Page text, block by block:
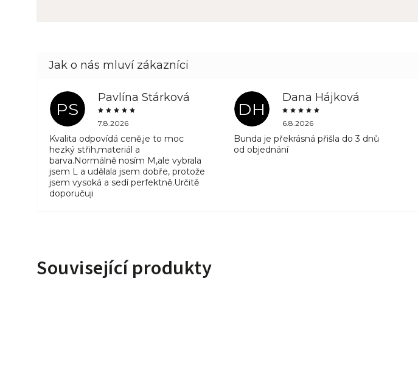
PS
Pavlína Stárková
7.8.2026
Kvalita odpovídá ceně,je to moc
hezký střih,materiál a
barva.Normálně nosím M,ale vybrala
jsem L a udělala jsem dobře, protože
jsem vysoká a sedí perfektně.Určitě
doporučuji
DH
Dana Hájková
6.8.2026
Bunda je překrásná přišla do 3 dnů
od objednání
Související produkty